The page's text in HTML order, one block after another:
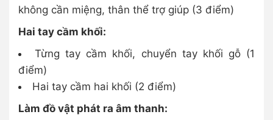
không cần miệng, thân thể trợ giúp (3 điểm)
Hai tay cầm khối:
Từng tay cầm khối, chuyển tay khối gỗ (1
điểm)
Hai tay cầm hai khối (2 điểm)
Làm đồ vật phát ra âm thanh: